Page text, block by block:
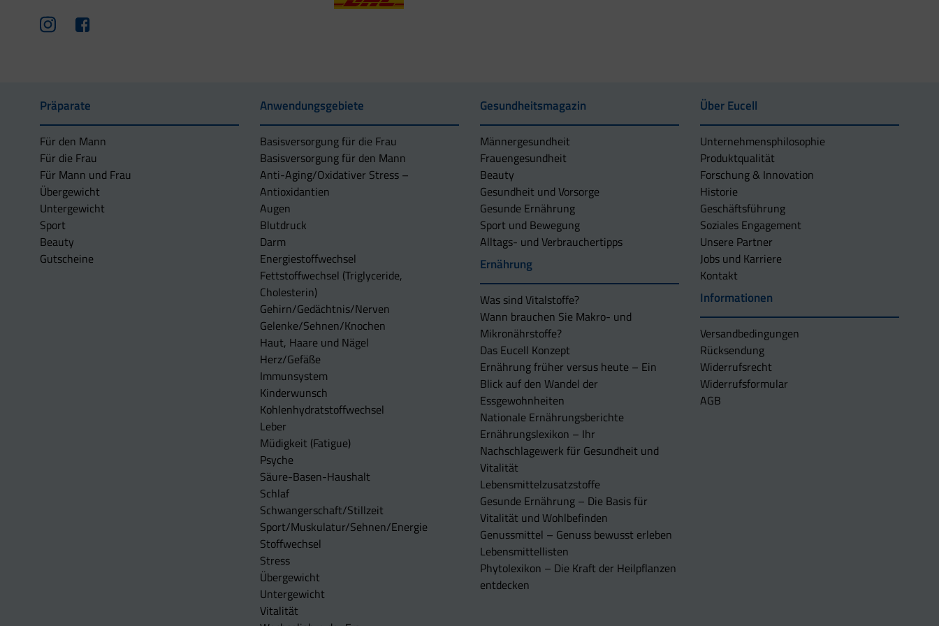
Präparate
Für den Mann
Für die Frau
Für Mann und Frau
Übergewicht
Untergewicht
Sport
Beauty
Gutscheine
Anwendungsgebiete
Basisversorgung für die Frau
Basisversorgung für den Mann
Anti-Aging/Oxidativer Stress –
Antioxidantien
Augen
Blutdruck
Darm
Energiestoffwechsel
Fettstoffwechsel (Triglyceride,
Cholesterin)
Gehirn/Gedächtnis/Nerven
Gelenke/Sehnen/Knochen
Haut, Haare und Nägel
Herz/Gefäße
Immunsystem
Kinderwunsch
Kohlenhydratstoffwechsel
Leber
Müdigkeit (Fatigue)
Psyche
Säure-Basen-Haushalt
Schlaf
Schwangerschaft/Stillzeit
Sport/Muskulatur/Sehnen/Energie
Stoffwechsel
Stress
Übergewicht
Untergewicht
Vitalität
Gesundheitsmagazin
Männergesundheit
Frauengesundheit
Beauty
Gesundheit und Vorsorge
Gesunde Ernährung
Sport und Bewegung
Alltags- und Verbrauchertipps
Ernährung
Was sind Vitalstoffe?
Wann brauchen Sie Makro- und
Mikronährstoffe?
Das Eucell Konzept
Ernährung früher versus heute – Ein
Blick auf den Wandel der
Essgewohnheiten
Nationale Ernährungsberichte
Ernährungslexikon – Ihr
Nachschlagewerk für Gesundheit und
Vitalität
Lebensmittelzusatzstoffe
Gesunde Ernährung – Die Basis für
Vitalität und Wohlbefinden
Genussmittel – Genuss bewusst erleben
Lebensmittellisten
Phytolexikon – Die Kraft der Heilpflanzen
entdecken
Über Eucell
Unternehmens­philosophie
Produktqualität
Forschung & Innovation
Historie
Geschäftsführung
Soziales Engagement
Unsere Partner
Jobs und Karriere
Kontakt
Informationen
Versandbedingungen
Rücksendung
Widerrufsrecht
Widerrufsformular
AGB